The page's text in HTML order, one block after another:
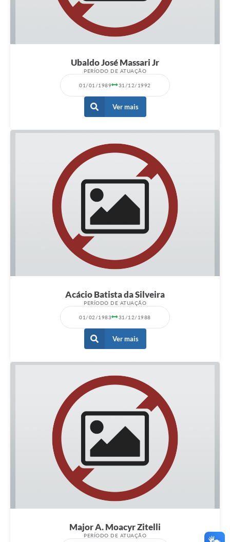
Ubaldo José Massari Jr
PERÍODO DE ATUAÇÃO
01/01/1989 31/12/1992
Ver mais
Acácio Batista da Silveira
PERÍODO DE ATUAÇÃO
01/02/1983 31/12/1988
Ver mais
Major A. Moacyr Zitelli
PERÍODO DE ATUAÇÃO